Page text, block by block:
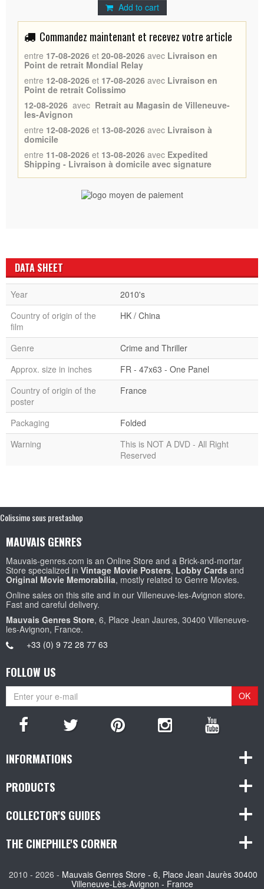
Add to cart
Commandez maintenant et recevez votre article
entre 17-08-2026 et 20-08-2026 avec Livraison en
Point de retrait Mondial Relay
entre 12-08-2026 et 17-08-2026 avec Livraison en
Point de retrait Colissimo
12-08-2026 avec Retrait au Magasin de Villeneuve-
les-Avignon
entre 12-08-2026 et 13-08-2026 avec Livraison à
domicile
entre 11-08-2026 et 13-08-2026 avec Expedited
Shipping - Livraison à domicile avec signature
DATA SHEET
Year
2010's
Country of origin of the
film
HK / China
Genre
Crime and Thriller
Approx. size in inches
FR - 47x63 - One Panel
Country of origin of the
poster
France
Packaging
Folded
Warning
This is NOT A DVD - All Right
Reserved
Colissimo sous prestashop
MAUVAIS GENRES
Mauvais-genres.com is an Online Store and a Brick-and-mortar
Store specialized in Vintage Movie Posters, Lobby Cards and
Original Movie Memorabilia, mostly related to Genre Movies.
Online sales on this site and in our Villeneuve-les-Avignon store.
Fast and careful delivery.
Mauvais Genres Store, 6, Place Jean Jaures, 30400 Villeneuve-
les-Avignon, France.
+33 (0) 9 72 28 77 63
FOLLOW US
OK
INFORMATIONS
PRODUCTS
COLLECTOR'S GUIDES
THE CINEPHILE'S CORNER
2010 - 2026 - Mauvais Genres Store - 6, Place Jean Jaurès 30400
Villeneuve-Lès-Avignon - France